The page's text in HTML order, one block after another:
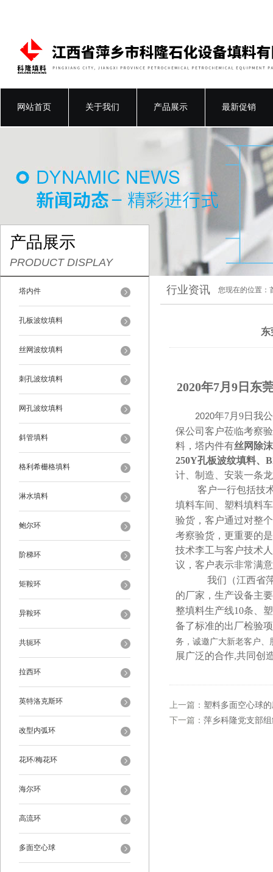
网站首页 关于我们 产品展示 最新促销
产品展示
PRODUCT DISPLAY
塔内件
孔板波纹填料
丝网波纹填料
刺孔波纹填料
网孔波纹填料
斜管填料
格利希栅格填料
淋水填料
鲍尔环
阶梯环
矩鞍环
异鞍环
共轭环
拉西环
英特洛克斯环
改型内弧环
花环/梅花环
海尔环
高流环
多面空心球
行业资讯 您现在的位置：
东
2020年7月9日东
2020年7月 9日我
保公司客户莅临考察
料，塔内件有丝网除
250Y孔板波纹填料、
计、制造、安装一条
客户一行包括技术
填料车间、塑料填料
验货，客户通过对整
考察验货，更重要的
技术李工与客户技术
议，客户表示非常满
我们
（江西省
的厂家 ，生产设备主
整填料生产线10条、
备了标准的出厂检验
务，诚邀广大新老客户、
展广泛的合作,共同创
上一篇： 塑料多面空心球
下一篇： 萍乡科隆党支部